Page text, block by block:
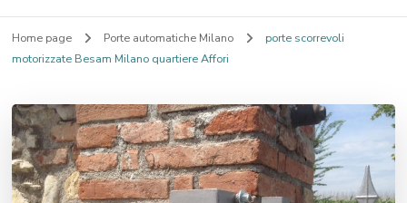
Home page Porte automatiche Milano
porte scorrevoli
motorizzate Besam Milano quartiere Affori